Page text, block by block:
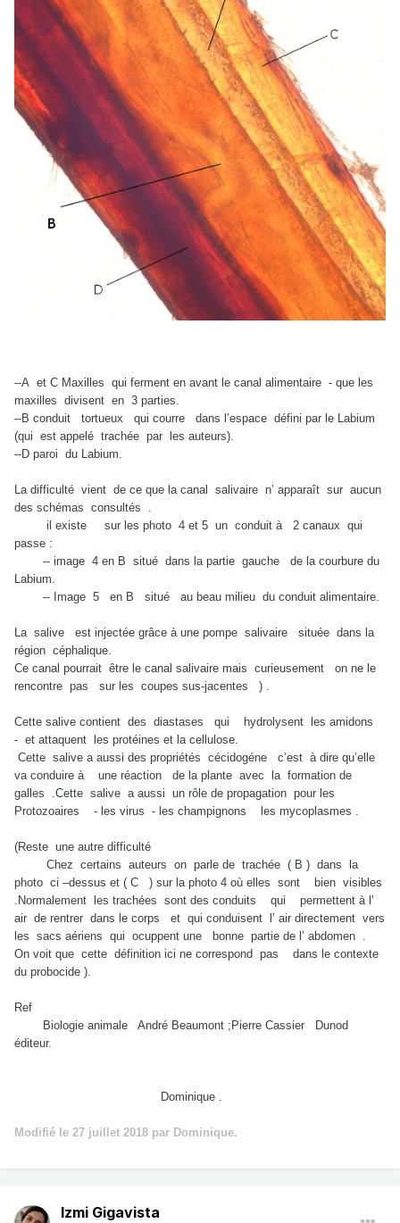
--A et C Maxilles qui ferment en avant le canal alimentaire - que les
maxilles divisent en 3 parties.
--B conduit tortueux qui courre dans l’espace défini par le Labium
(qui est appelé trachée par les auteurs).
--D paroi du Labium.
La difficulté vient de ce que la canal salivaire n’ apparaît sur aucun
des schémas consultés .
il existe sur les photo 4 et 5 un conduit à 2 canaux qui
passe :
-- image 4 en B situé dans la partie gauche de la courbure du
Labium.
-- Image 5 en B situé au beau milieu du conduit alimentaire.
La salive est injectée grâce à une pompe salivaire située dans la
région céphalique.
Ce canal pourrait être le canal salivaire mais curieusement on ne le
rencontre pas sur les coupes sus-jacentes ) .
Cette salive contient des diastases qui hydrolysent les amidons
- et attaquent les protéines et la cellulose.
Cette salive a aussi des propriétés cécidogéne c’est à dire qu’elle
va conduire à une réaction de la plante avec la formation de
galles .Cette salive a aussi un rôle de propagation pour les
Protozoaires - les virus - les champignons les mycoplasmes .
(Reste une autre difficulté
Chez certains auteurs on parle de trachée ( B ) dans la
photo ci –dessus et ( C ) sur la photo 4 où elles sont bien visibles
.Normalement les trachées sont des conduits qui permettent à l’
air de rentrer dans le corps et qui conduisent l’ air directement vers
les sacs aériens qui ocuppent une bonne partie de l’ abdomen .
On voit que cette définition ici ne correspond pas dans le contexte
du probocide ).
Ref
Biologie animale André Beaumont ;Pierre Cassier Dunod
éditeur.
Dominique .
Modifié le 27 juillet 2018 par Dominique.
Izmi Gigavista